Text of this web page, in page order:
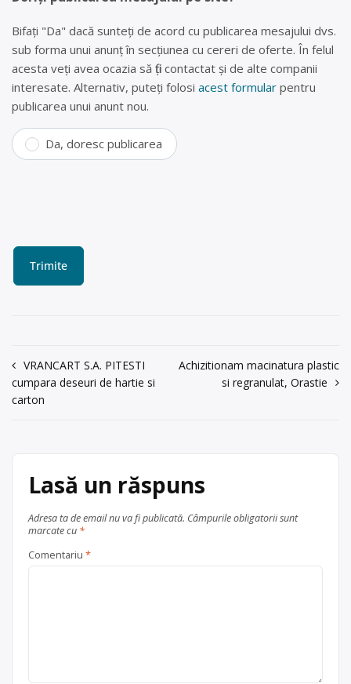
Bifați "Da" dacă sunteți de acord cu publicarea mesajului dvs.
sub forma unui anunț în secțiunea cu cereri de oferte. În felul
acesta veți avea ocazia să fiți contactat și de alte companii
interesate. Alternativ, puteți folosi acest formular pentru
publicarea unui anunt nou.
Da, doresc publicarea
Navigare
în
VRANCART S.A. PITESTI
cumpara deseuri de hartie si
carton
Achizitionam macinatura plastic
si regranulat, Orastie
Lasă un răspuns
Adresa ta de email nu va fi publicată. Câmpurile obligatorii sunt
marcate cu *
Comentariu *